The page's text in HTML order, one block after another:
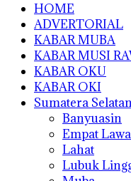
HOME
ADVERTORIAL
KABAR MUBA
KABAR MUSI
KABAR OKU
KABAR OKI
Sumatera
Banyuasin
Empat
Lahat
Lubuk